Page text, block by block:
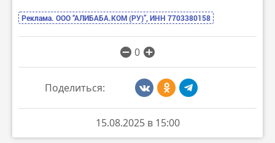
Реклама. ООО “АЛИБАБА.КОМ (РУ)”, ИНН 7703380158
0
Поделиться:
15.08.2025 в 15:00